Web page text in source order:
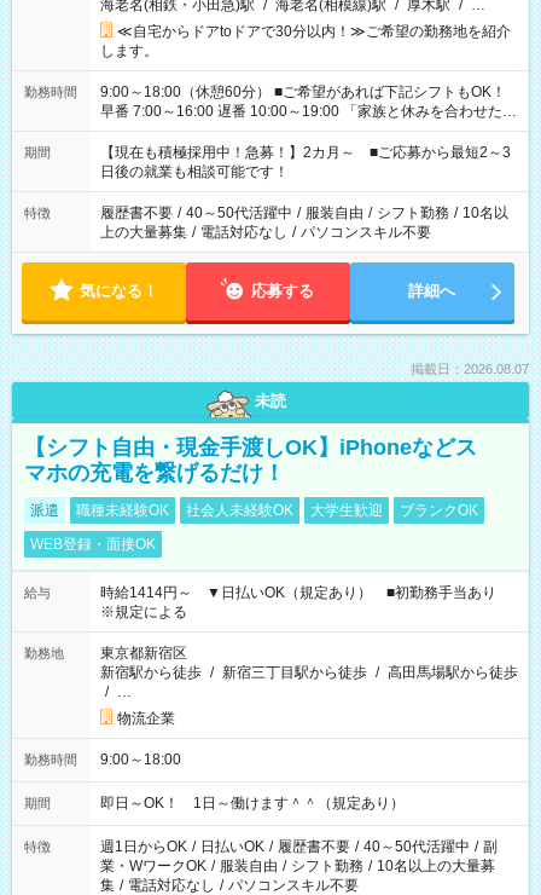
海老名(相鉄・小田急)駅 / 海老名(相模線)駅 / 厚木駅 / …
≪自宅からドアtoドアで30分以内！≫ご希望の勤務地を紹介
します。
勤務時間
9:00～18:00（休憩60分） ■ご希望があれば下記シフトもOK！
早番 7:00～16:00 遅番 10:00～19:00 「家族と休みを合わせた
い」 「余裕を持って夕飯の準備がしたい」 「できれば残業はし
たくない」 など、ご希望を教えてくださいね。 ※Wワーク希望
の方へ 今ご覧のお仕事で希望する勤務時間と、もう1つのお仕事
の勤務時間。 合計で週40時間を超える場合は応募できません。
期間
【現在も積極採用中！急募！】2カ月～ ■ご応募から最短2～3
日後の就業も相談可能です！
特徴 履歴書不要 / 40～50代活躍中 / 服装自由 / シフト勤務 / 10名以
上の大量募集 / 電話対応なし / パソコンスキル不要
気になる！ 応募する 詳細へ
掲載日：2026.08.07
未読
【シフト自由・現金手渡しOK】iPhoneなどス
マホの充電を繋げるだけ！
派遣 職種未経験OK 社会人未経験OK 大学生歓迎
ブランクOK
WEB登録・面接OK
給与
時給1414円～ ▼日払いOK（規定あり） ■初勤務手当あり
※規定による
勤務地
東京都新宿区
新宿駅から徒歩 / 新宿三丁目駅から徒歩 / 高田馬場駅から徒歩
/ …
物流企業
勤務時間 9:00～18:00
期間 即日～OK！ 1日～働けます＾＾（規定あり）
特徴 週1日からOK / 日払いOK / 履歴書不要 / 40～50代活躍中 / 副
業・WワークOK / 服装自由 / シフト勤務 / 10名以上の大量募
集 / 電話対応なし / パソコンスキル不要